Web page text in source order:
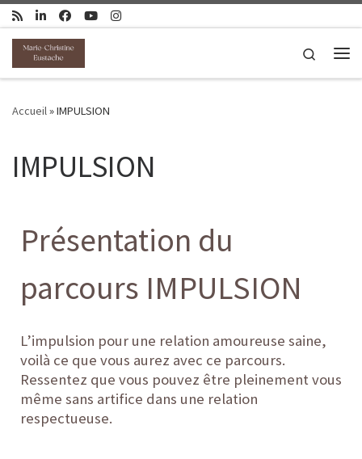
Passer au contenu
Search
Accueil»IMPULSION
IMPULSION
Présentation du
parcours IMPULSION
L’impulsion pour une relation amoureuse saine,
voilà ce que vous aurez avec ce parcours.
Ressentez que vous pouvez être pleinement vous
même sans artifice dans une relation
respectueuse.